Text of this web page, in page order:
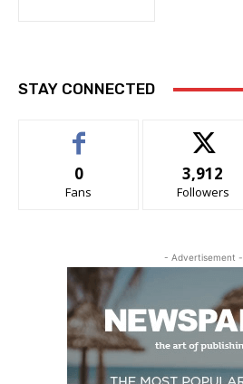
STAY CONNECTED
0
Fans
3,912
Followers
- Advertisement -